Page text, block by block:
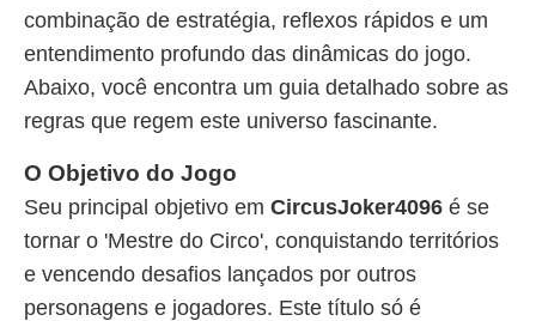
combinação de estratégia, reflexos rápidos e um
entendimento profundo das dinâmicas do jogo.
Abaixo, você encontra um guia detalhado sobre as
regras que regem este universo fascinante.
O Objetivo do Jogo
Seu principal objetivo em CircusJoker4096 é se
tornar o 'Mestre do Circo', conquistando territórios
e vencendo desafios lançados por outros
personagens e jogadores. Este título só é